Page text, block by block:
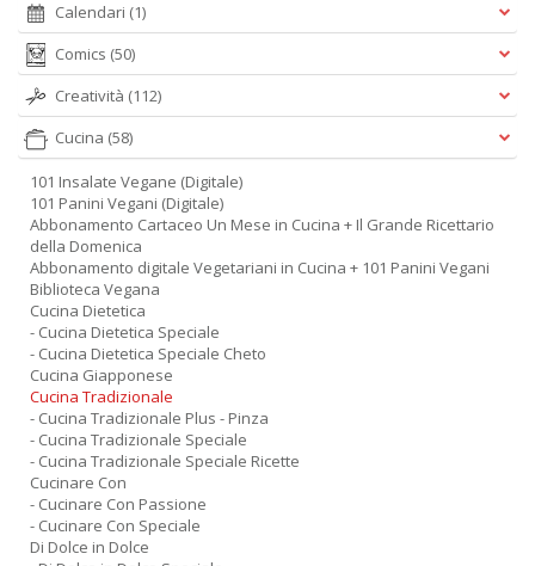
Calendari (1)
Comics (50)
Creatività (112)
Cucina (58)
101 Insalate Vegane (Digitale)
101 Panini Vegani (Digitale)
Abbonamento Cartaceo Un Mese in Cucina + Il Grande Ricettario
della Domenica
Abbonamento digitale Vegetariani in Cucina + 101 Panini Vegani
Biblioteca Vegana
Cucina Dietetica
- Cucina Dietetica Speciale
- Cucina Dietetica Speciale Cheto
Cucina Giapponese
Cucina Tradizionale
- Cucina Tradizionale Plus - Pinza
- Cucina Tradizionale Speciale
- Cucina Tradizionale Speciale Ricette
Cucinare Con
- Cucinare Con Passione
- Cucinare Con Speciale
Di Dolce in Dolce